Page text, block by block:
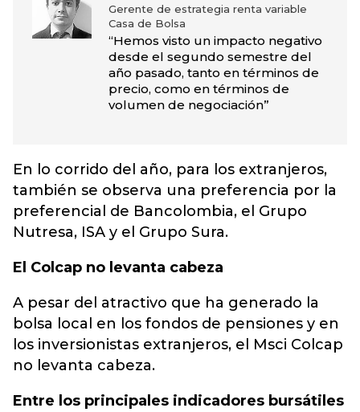
Gerente de estrategia renta variable
Casa de Bolsa
“Hemos visto un impacto negativo
desde el segundo semestre del
año pasado, tanto en términos de
precio, como en términos de
volumen de negociación”
En lo corrido del año, para los extranjeros,
también se observa una preferencia por la
preferencial de Bancolombia, el Grupo
Nutresa, ISA y el Grupo Sura.
El Colcap no levanta cabeza
A pesar del atractivo que ha generado la
bolsa local en los fondos de pensiones y en
los inversionistas extranjeros, el Msci Colcap
no levanta cabeza.
Entre los principales indicadores bursátiles